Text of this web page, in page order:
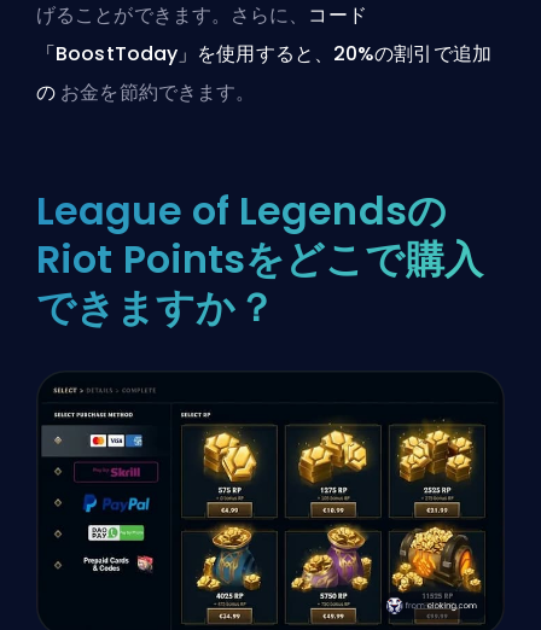
げることができます。さらに、 コード
「BoostToday」を使用すると、20%の割引で追加
の お金を節約できます。
League of Legendsの
Riot Pointsをどこで購入
できますか？